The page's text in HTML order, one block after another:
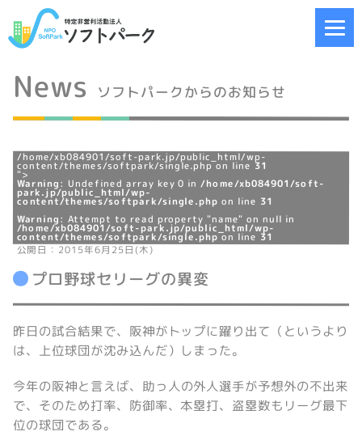
News ソフトパークからのお知らせ
/home/xb084901/soft-park.jp/public_html/wp-
content/themes/softpark/single.php on line 31
">
Warning: Undefined array key 0 in/home/xb084901/soft-
park.jp/public_html/wp-
content/themes/softpark/single.php on line 31
Warning: Attempt to read property "name" on null in
/home/xb084901/soft-park.jp/public_html/wp-
content/themes/softpark/single.php on line 31
公開日：2015年6月25日(木)
プロ野球セリーグの異変
昨日の試合結果で、阪神がトップに躍り出て（というより
は、上位球団が沈み込んだ）しまった。
今年の阪神と言えば、助っ人の外人選手が予想外の不出来
で、そのため打率、防御率、本塁打、盗塁数もリーグ最下
位の球団である。